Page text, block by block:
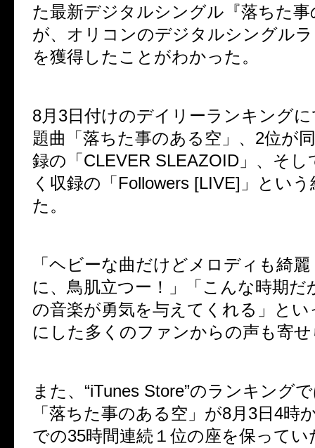
た最新デジタルシングル『落ちた
が、オリコンのデジタルシングル
を獲得したことがわかった。
8月 3日付けのデイリーランキング
題曲「落ちた事のある空」、 2位が
録の「 CLEVER SLEAZOID 」、そし
く収録の「 Followers [LIVE] 」とい
た。
「ヘビーな曲だけどメロディも綺
に、鳥肌立つー！」「こんな時期だ
の音楽が勇気を与えてくれる」とい
にした多くのファンからの声も寄
また、“iTunes Store”のランキング
「落ちた事のある空」が8月 3日 4時
での35時間連続１位の座を保ってい